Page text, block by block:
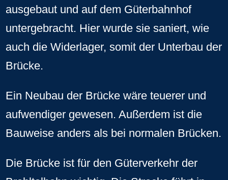
ausgebaut und auf dem Güterbahnhof
untergebracht. Hier wurde sie saniert, wie
auch die Widerlager, somit der Unterbau der
Brücke.
Ein Neubau der Brücke wäre teuerer und
aufwendiger gewesen. Außerdem ist die
Bauweise anders als bei normalen Brücken.
Die Brücke ist für den Güterverkehr der